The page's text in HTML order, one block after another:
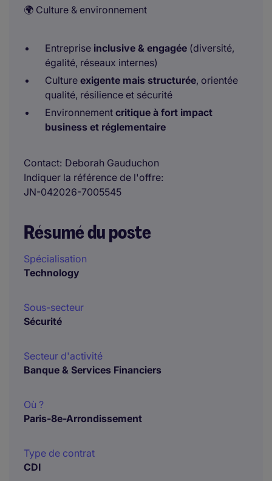
🌍 Culture & environnement
Entreprise inclusive & engagée (diversité,
égalité, réseaux internes)
Culture exigente mais structurée, orientée
qualité, résilience et sécurité
Environnement critique à fort impact
business et réglementaire
Contact Deborah Gauduchon
Indiquer la référence de l'offre
JN-042026-7005545
Résumé du poste
Spécialisation
Technology
Sous-secteur
Sécurité
Secteur d'activité
Banque & Services Financiers
Où ?
Paris-8e-Arrondissement
Type de contrat
CDI